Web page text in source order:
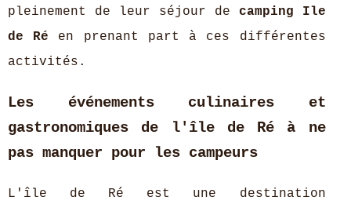
pleinement de leur séjour de camping Ile
de Ré en prenant part à ces différentes
activités.
Les événements culinaires et
gastronomiques de l'île de Ré à ne
pas manquer pour les campeurs
L'île de Ré est une destination